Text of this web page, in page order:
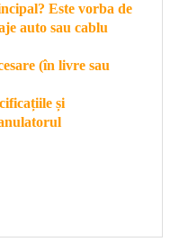
Este vorba de
auto sau cablu
(în livre sau
și